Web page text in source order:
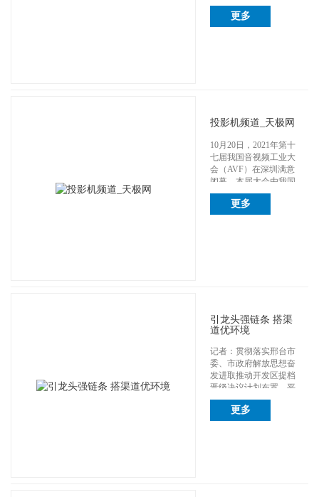
析内容。首先那个...
更多
投影机频道_天极网
10月20日，2021年第十
七届我国音视频工业大
会（AVF）在深圳满意
闭幕。本届大会由我国
电子视...
更多
引龙头强链条 搭渠
道优环境
记者：贯彻落实邢台市
委、市政府解放思想奋
发进取推动开发区提档
晋级决议计划布置，平
乡县确立了怎样的...
更多